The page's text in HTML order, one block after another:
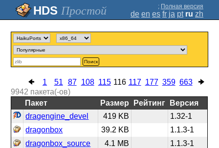
Простой ; Полная версия
de en es fr ja pt ru zh
Поиск
1 51 87 108 115 116 117 177 359 663
9942 пакета(-ов)
Пакет
Размер Рейтинг
Версия
dragengine_devel
419 KB
1.32-1
dragonbox
39.2 KB
1.1.3-1
dragonbox_source
4.1 MB
1.1.3-1